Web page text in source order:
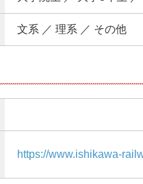
文系 ／ 理系 ／ その他
https://www.ishikawa-